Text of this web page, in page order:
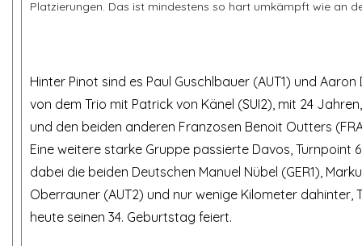
Platzierungen. Das ist mindestens so hart umkämpft wie an
Hinter Pinot sind es Paul Guschlbauer (AUT1) und
von dem Trio mit Patrick von Känel (SUI2), mit 24
und den beiden anderen Franzosen Benoit Outters
Eine weitere starke Gruppe passierte Davos, Turnpoint
dabei die beiden Deutschen Manuel Nübel (GER1),
Oberrauner (AUT2) und nur wenige Kilometer dahinter,
heute seinen 34. Geburtstag feiert.